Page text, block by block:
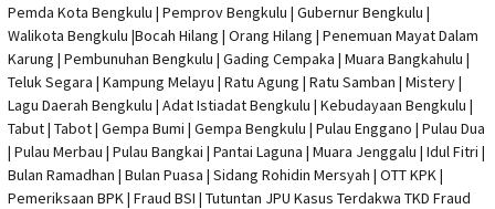
Pemda Kota Bengkulu | Pemprov Bengkulu | Gubernur Bengkulu |
Walikota Bengkulu |Bocah Hilang | Orang Hilang | Penemuan Mayat Dalam
Karung | Pembunuhan Bengkulu | Gading Cempaka | Muara Bangkahulu |
Teluk Segara | Kampung Melayu | Ratu Agung | Ratu Samban | Mistery |
Lagu Daerah Bengkulu | Adat Istiadat Bengkulu | Kebudayaan Bengkulu |
Tabut | Tabot | Gempa Bumi | Gempa Bengkulu | Pulau Enggano | Pulau Dua
| Pulau Merbau | Pulau Bangkai | Pantai Laguna | Muara Jenggalu | Idul Fitri |
Bulan Ramadhan | Bulan Puasa | Sidang Rohidin Mersyah | OTT KPK|
Pemeriksaan BPK | Fraud BSI | Tutuntan JPU Kasus Terdakwa TKD Fraud